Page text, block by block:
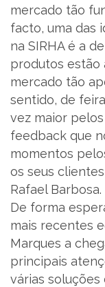
PT
mercado tão
facto, uma das
na SIRHA é a
produtos estão
mercado tão
sentido, de
vez maior
feedback que
momentos
os seus
Rafael Barbosa.
De forma
mais recentes
Marques a
principais
várias soluções